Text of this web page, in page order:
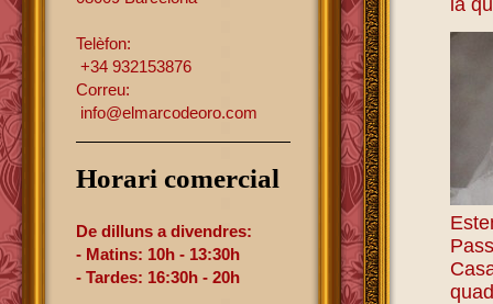
la
Telèfon:
+34 932153876
Correu:
info@elmarcodeoro.com
Horari comercial
De dilluns a divendres:
- Matins: 10h - 13:30h
- Tardes: 16:30h - 20h